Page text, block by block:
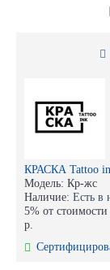
КРАСКА Tattoo
Модель: Кр-жс
Наличие: Есть в
5% от
р.